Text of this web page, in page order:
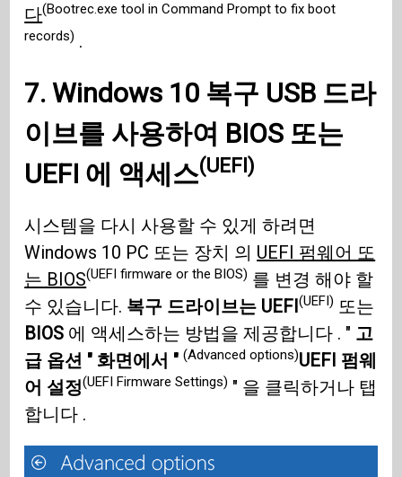
다(Bootrec.exe tool in Command Prompt to fix boot
records) .
7.Windows 10 복구 USB 드라
이브를 사용하여 BIOS 또는
UEFI 에 액세스(UEFI)
시스템을 다시 사용할 수 있게 하려면
Windows 10 PC 또는 장치 의 UEFI 펌웨어 또
는 BIOS(UEFI firmware or the BIOS) 를 변경 해야 할
수 있습니다. 복구 드라이브는 UEFI(UEFI) 또는
BIOS 에 액세스하는 방법을 제공합니다 . " 고
급 옵션 " 화면에서 "(Advanced options)UEFI 펌웨
어 설정(UEFI Firmware Settings) " 을 클릭하거나 탭
합니다 .